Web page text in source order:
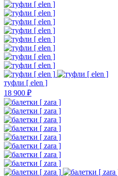
туфли [ elen ]
18 900 ₽